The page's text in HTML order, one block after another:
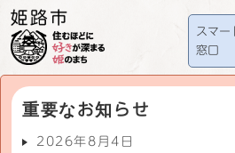
スマー
窓口
重要なお知らせ
2026年8月4日